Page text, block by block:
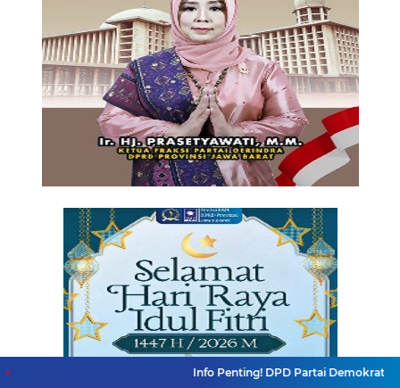
Info Penting! DPD Partai Demokrat Provinsi Jawa